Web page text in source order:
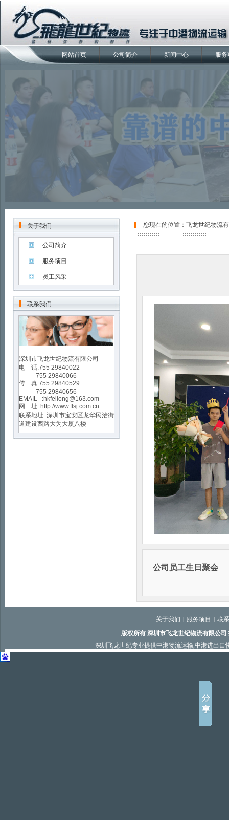
网站首页 公司简介 新闻中心 服务
联系我们
深圳市飞龙世纪物流有限公司
电 话:755 29840022
755 29840066
传 真:755 29840529
755 29840656
EMAIL :hkfeilong@163.com
网 址: http://www.flsj.com.cn
联系地址: 深圳市宝安区龙华民治街
道建设西路大为大厦八楼
关于我们
公司简介
服务项目
员工风采
公司员工生日聚会
您现在的位置： 飞龙世纪物流
关于我们 | 服务项目 | 联
版权所有 深圳市飞龙世纪物流有限公司
深圳飞龙世纪专业提供中港物流运输,中港进出口